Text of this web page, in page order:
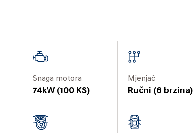
Snaga motora
74kW (100 KS)
Mjenjač
Ručni (6 brzina)